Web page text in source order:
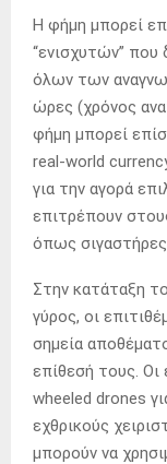
Η φήμη μπορεί
“ενισχυτών” που
όλων των
ώρες (χρόνος
φήμη μπορεί
real-world
για την αγορά
επιτρέπουν
όπως
Στην κατάταξη
γύρος, οι
σημεία
επίθεσή τους. Οι
wheeled drones
εχθρικούς
μπορούν να